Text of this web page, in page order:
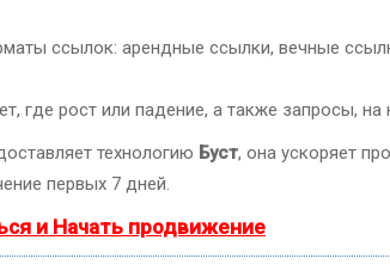
ссылок: арендные ссылки, вечные
где рост или падение, а также запросы,
технологию Буст, она ускоряет
первых 7 дней.
и Начать продвижение